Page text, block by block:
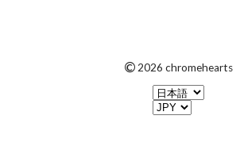
© 2026 chromehearts